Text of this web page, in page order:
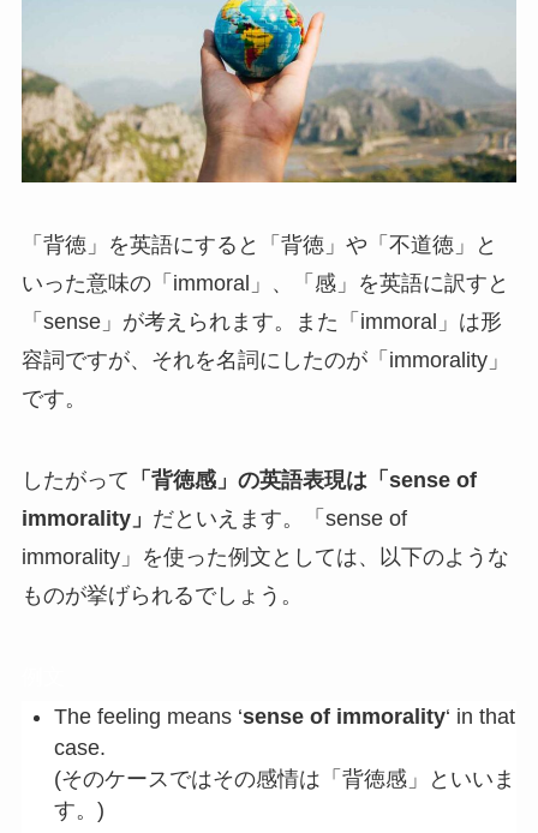
「背徳」を英語にすると「背徳」や「不道徳」と
いった意味の「immoral」、「感」を英語に訳すと
「sense」が考えられます。また「immoral」は形
容詞ですが、それを名詞にしたのが「immorality」
です。
したがって 「背徳感」の英語表現は「sense of
immorality」 だといえます。「sense of
immorality」を使った例文としては、以下のような
ものが挙げられるでしょう。
The feeling means ‘sense of immorality‘ in that
case.
(そのケースではその感情は「背徳感」といいま
す。)